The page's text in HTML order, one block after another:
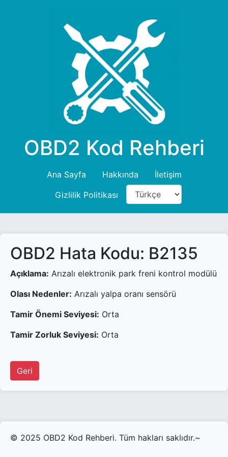
OBD2 Kod Rehberi
Ana Sayfa Hakkında
İletişim
Gizlilik Politikası
OBD2 Hata Kodu: B2135
Açıklama: Arızalı elektronik park freni kontrol modülü
Olası Nedenler: Arızalı yalpa oranı sensörü
Tamir Önemi Seviyesi: Orta
Tamir Zorluk Seviyesi: Orta
Geri
© 2025 OBD2 Kod Rehberi. Tüm hakları saklıdır.~